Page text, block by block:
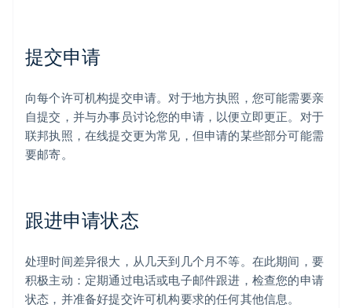
提交申请
向每个许可机构提交申请。对于地方执照，您可能需要亲
自提交，并与办事员讨论您的申请，以便立即更正。对于
联邦执照，在线提交更为常见，但申请的某些部分可能需
要邮寄。
跟进申请状态
处理时间差异很大，从几天到几个月不等。在此期间，要
积极主动：定期通过电话或电子邮件跟进，检查您的申请
状态，并准备好提交许可机构要求的任何其他信息。